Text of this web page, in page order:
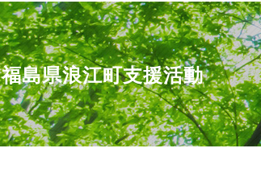
福島県浪江町支援活動